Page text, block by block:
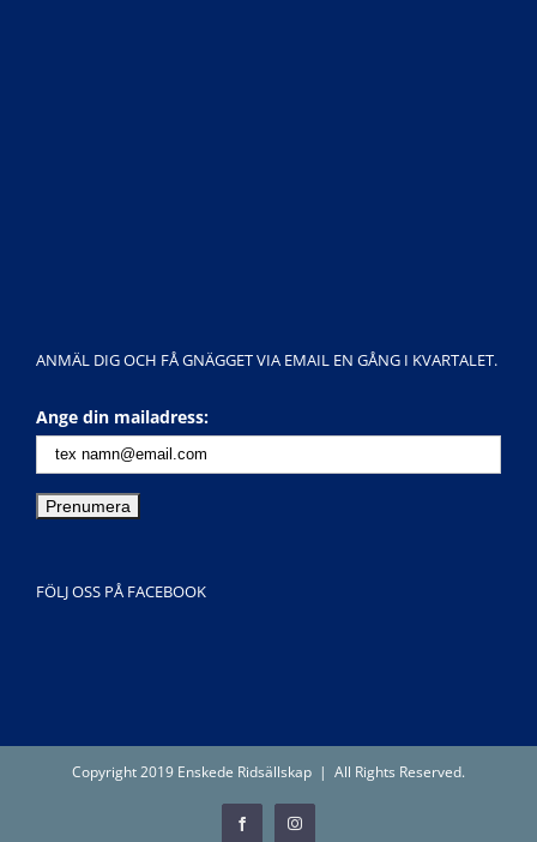
ANMÄL DIG OCH FÅ GNÄGGET VIA EMAIL EN GÅNG I KVARTALET.
Ange din mailadress:
FÖLJ OSS PÅ FACEBOOK
Copyright 2019 Enskede Ridsällskap | All Rights Reserved.
FacebookInstagram